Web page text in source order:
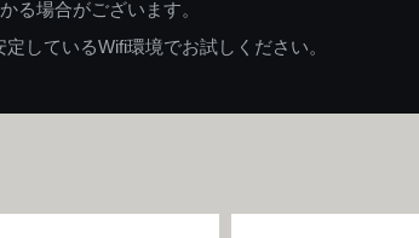
る場合がございます。
しているWifi環境でお試しください。